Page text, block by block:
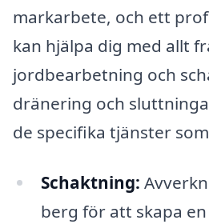
markarbete, och ett
kan hjälpa dig med allt
jordbearbetning och
dränering och
de specifika tjänster
Schaktning:
berg för att skapa